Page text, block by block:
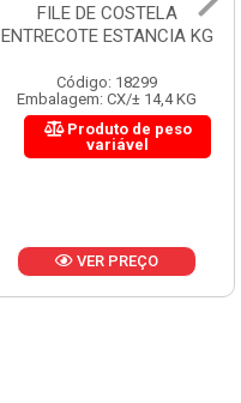
FILE DE COSTELA
ENTRECOTE ESTANCIA KG
Código: 18299
Embalagem: CX/± 14,4 KG
Produto de peso
variável
VER PREÇO